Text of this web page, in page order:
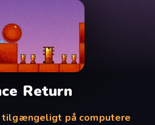
Return
tilgængeligt på computere